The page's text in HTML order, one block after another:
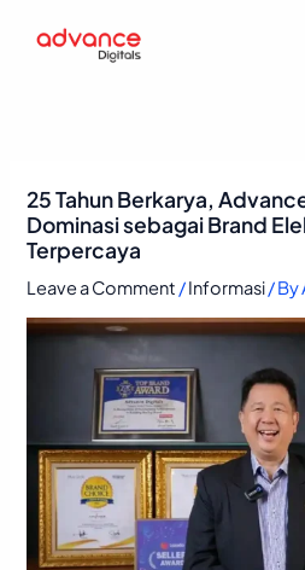
25 Tahun Berkarya,
Dominasi sebagai Brand
Terpercaya
Leave a Comment /Informasi/ By